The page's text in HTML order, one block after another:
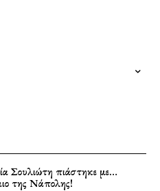
Σουλιώτη πιάστηκε με…
της Νάπολης!